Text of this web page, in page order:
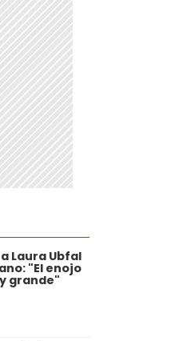
Laura Ubfal
"El enojo
grande"